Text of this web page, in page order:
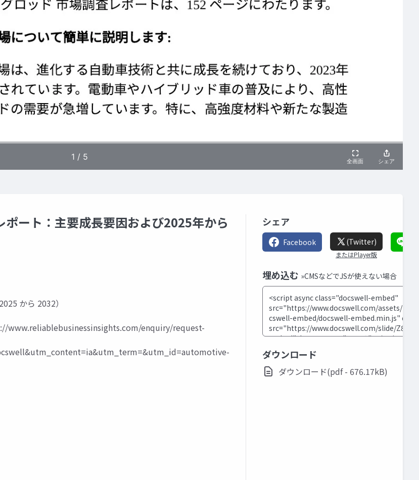
ート：主要成長要因および2025年から
から 2032）
www.reliablebusinessinsights.com/enquiry/request-
シェア
Facebook (Twitter)
またはPlayer版
埋め込む »CMSなどでJSが使えない場合
ダウンロード
ダウンロード(pdf - 676.17kB)